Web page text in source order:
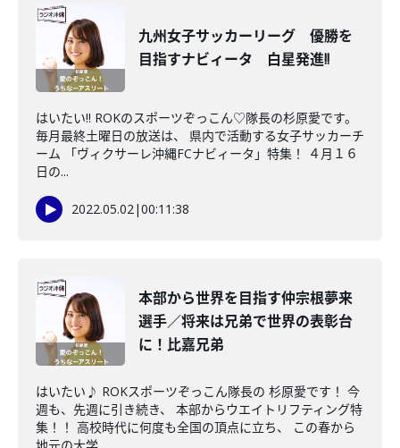
九州女子サッカーリーグ 優勝を
目指すナビィータ 白星発進!!
はいたい!! ROKのスポーツぞっこん♡隊長の杉原愛です。
毎月最終土曜日の放送は、 県内で活動する女子サッカーチ
ーム 「ヴィクサーレ沖縄FCナビィータ」特集！ ４月１６
日の...
2022.05.02|00:11:38
本部から世界を目指す仲宗根夢来
選手／将来は兄弟で世界の表彰台
に！比嘉兄弟
はいたい♪ ROKスポーツぞっこん隊長の 杉原愛です！ 今
週も、先週に引き続き、 本部からウエイトリフティング特
集！！ 高校時代に何度も全国の頂点に立ち、 この春から